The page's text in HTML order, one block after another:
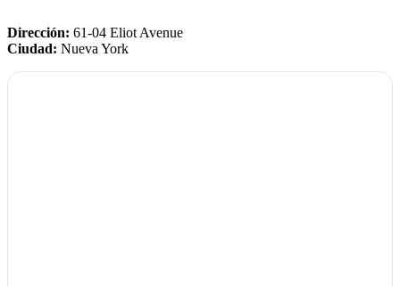
Dirección: 61-04 Eliot Avenue
Ciudad: Nueva York